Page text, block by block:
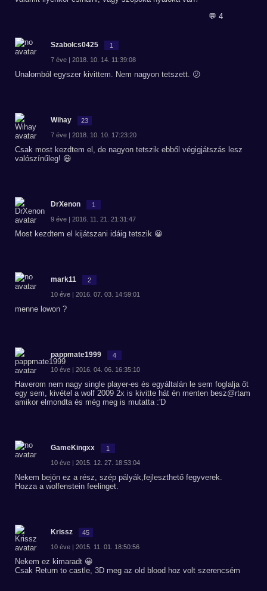
💬 4
Szabolcs0425 1
7 éve | 2018. 10. 14. 11:39:08
Unalomból egyszer kivittem. Nem nagyon tetszett. 😕
Wihay 23
7 éve | 2018. 10. 10. 17:23:20
Csak most kezdtem el, de nagyon tetszik ebből végigjátszás lesz
valószínűleg! 😃
DrXenon 1
9 éve | 2016. 11. 21. 21:31:47
Most kezdtem el kijátszani idáig tetszik 😀
mark11 2
10 éve | 2016. 07. 03. 14:59:01
menne lowon ?
pappmate1999 4
10 éve | 2016. 04. 06. 16:35:10
Haverom nem nagy single player-es és egyáltalán le sem foglalja őt
egy sem, kivétel a wolf 2009 2x is kivitte hát én menten besz@rtam
amikor elmondta és még meg is mutatta :'D
GameKingxx 1
10 éve | 2015. 12. 27. 18:53:04
Nekem bejön ez a rész, szép pályák,fejleszthető fegyverek.
Hozza a wolfenstein feelinget.
Krissz 45
10 éve | 2015. 11. 01. 18:50:56
Nekem ez kimaradt 😀
Csak Return to castle, 3D meg az old blood hoz volt szerencsém